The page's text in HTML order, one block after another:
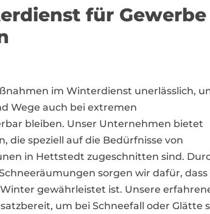
für Gewerbe
im Winterdienst unerlässlich,
Wege auch bei extremen
bleiben. Unser Unternehmen bietet
die speziell auf die Bedürfnisse von
in Hettstedt zugeschnitten sind.
sorgen wir dafür, dass
gewährleistet ist. Unsere
um bei Schneefall oder Glätte